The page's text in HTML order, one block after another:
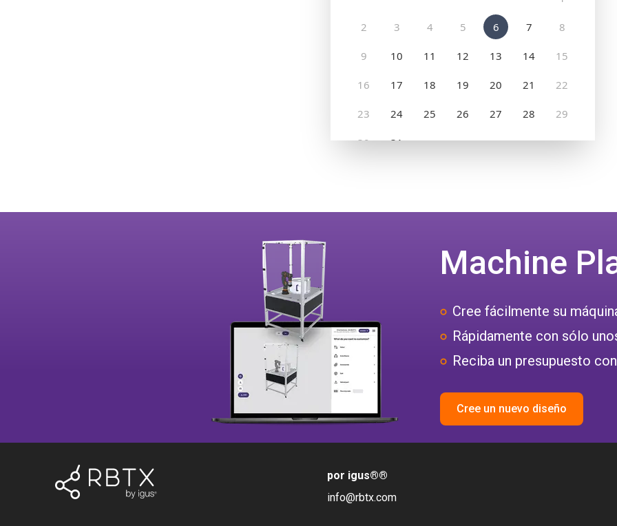
Machine
Cree fácilmente su
Rápidamente con sólo
Reciba un presupuesto
Cree un nuevo diseño
por igus®®
info@rbtx.com